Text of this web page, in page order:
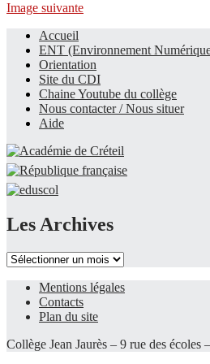
Image suivante
Le site du collège
Accueil
ENT (Environnement
Orientation
Site du CDI
Chaine Youtube du collège
Nous contacter / Nous situer
Aide
Les Archives
Les
Mentions légales
Contacts
Plan du site
Collège Jean Jaurès – 9 rue des